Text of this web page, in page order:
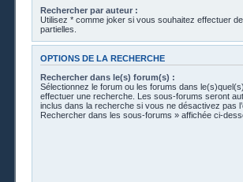
Rechercher par auteur :
Utilisez * comme joker si vous souhaitez effectuer
partielles.
OPTIONS DE LA RECHERCHE
Rechercher dans le(s) forum(s) :
Sélectionnez le forum ou les forums dans
effectuer une recherche. Les sous-forums seront
inclus dans la recherche si vous ne désactivez pas
Rechercher dans les sous-forums » affichée ci-